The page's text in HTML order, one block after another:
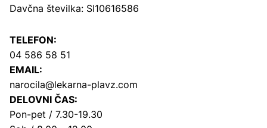
Davčna številka: SI10616586
TELEFON:
04 586 58 51
EMAIL:
narocila@lekarna-plavz.com
DELOVNI ČAS:
Pon-pet / 7.30-19.30